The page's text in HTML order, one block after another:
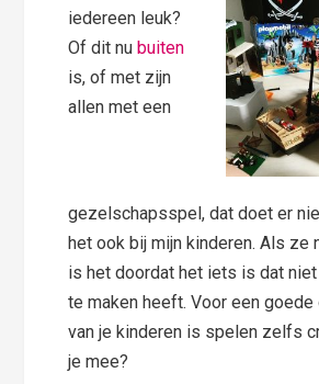
iedereen leuk?
Of dit nubuiten
is, of met zijn
allen met een
gezelschapsspel, dat doet er
het ook bij mijn kinderen. Als ze
is het doordat het iets is dat
te maken heeft. Voor een
van je kinderen is spelen zelfs
je mee?